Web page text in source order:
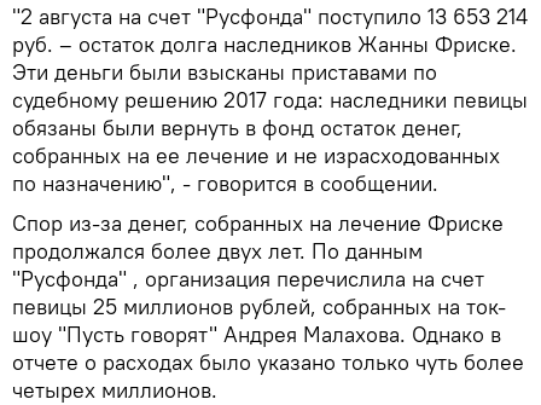
"2 августа на счет "Русфонда" поступило 13 653 214
руб. – остаток долга наследников Жанны Фриске.
Эти деньги были взысканы приставами по
судебному решению 2017 года: наследники певицы
обязаны были вернуть в фонд остаток денег,
собранных на ее лечение и не израсходованных
по назначению", - говорится в сообщении.
Спор из-за денег, собранных на лечение Фриске
продолжался более двух лет. По данным
"Русфонда" , организация перечислила на счет
певицы 25 миллионов рублей, собранных на ток-
шоу "Пусть говорят" Андрея Малахова. Однако в
отчете о расходах было указано только чуть более
четырех миллионов.